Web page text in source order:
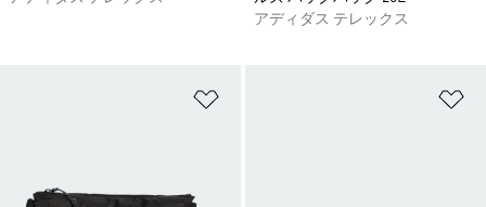
アディダス テレックス